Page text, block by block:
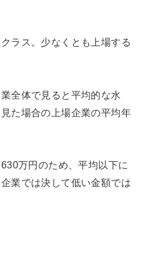
ラス。少なくとも上場する
全体で見ると平均的な水
た場合の上場企業の平均年
万円のため、平均以下に
業では決して低い金額では